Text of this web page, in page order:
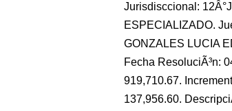
Jurisdisccional:
ESPECIALIZADO.
GONZALES LUCIA
Fecha ResoluciÃ³n:
919,710.67.
137,956.60.